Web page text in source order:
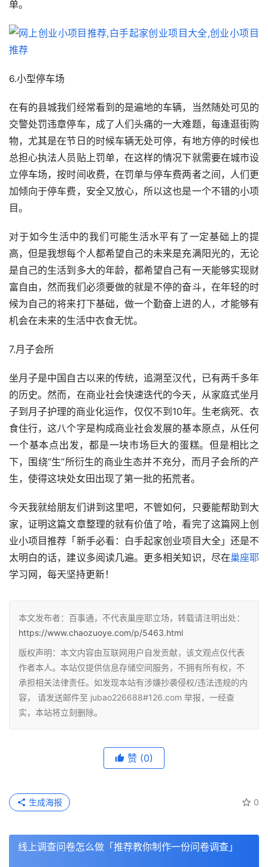
单。
6.小型停车场
在有的县城我们经常看到的是遍地的车辆，当然随处可见的
交警处罚违章停车，成了人们头痛的一大难题，每逢逛街购
物，尤其是在节日的时候车辆无处可停，有地方停的时候也
总担心执法人员贴上罚单，在这样的情况下就需要在城市设
立停车场，按时间收费，在罚单与停车费两者之间，人们更
加倾向于停车费，安全又放心，所以这也是一个不错的小项
目。
对于如今生活中的我们可能生活水平有了一定基础上的提
高，但是我想每个人都希望自己的未来是充满阳光的，无论
是自己的生活到多大的年龄，都希望自己有一天能够实现财
富自由，然而我们必须要做的就是不停的奋斗，在年轻的时
候为自己的将来打下基础，做一个勤奋上进的人，才能够有
机会在未来的生活中衣食无忧。
7.月子会所
坐月子是中国自古以来的传统，追溯至汉代，已有两千多年
的历史。然而，在商业社会快速迭代的今天，从家庭式坐月
子到月子护理的商业化运作，仅仅不到10年。生老病死、衣
食住行，这八个字是构成商业社会发展的基本原点，从任何
一个基本点出发，都是一块市场巨大的蛋糕。但是相比之
下，围绕“生”所衍生的商业生态并不充分，而月子会所的产
生，使得这块处女田出现了第一批的拓荒者。
今天我就给朋友们讲到这里吧，不管如何，只要能帮助到大
家，证明这篇文章整理的就有价值了哈，看完了这篇网上创
业小项目推荐「新手必看：白手起家创业项目大全」还是不
太明白的话，建议多阅读几遍。更多相关知识，尽在巢座耶
学习网，每天坚持更新！
本文发布者：百事通，不代表巢座耶立场，转载请注明出处：
https://www.chaozuoye.com/p/5463.html
版权声明：本文内容由互联网用户自发贡献，该文观点仅代表
作者本人。本站仅提供信息存储空间服务，不拥有所有权，不
承担相关法律责任。如发现本站有涉嫌抄袭侵权/违法违规的内
容， 请发送邮件至 jubao226688#126.com 举报，一经查
实，本站将立刻删除。
赞 (0)
0
生成海报
线上调查问卷怎么做「推荐教你制作一份问卷调查」